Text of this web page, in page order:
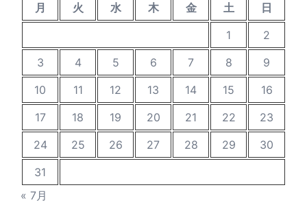
月 火 水 木 金 土
日
1
2
3
4 5 6 7 8
9
10
11 12 13 14 15
16
17
18 19 20 21 22
23
24
25 26 27 28 29
30
31
« 7月